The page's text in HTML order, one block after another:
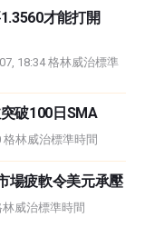
才能打開
18:34 格林威治標準
破100日SMA
格林威治標準時間
場疲軟令美元承壓
威治標準時間